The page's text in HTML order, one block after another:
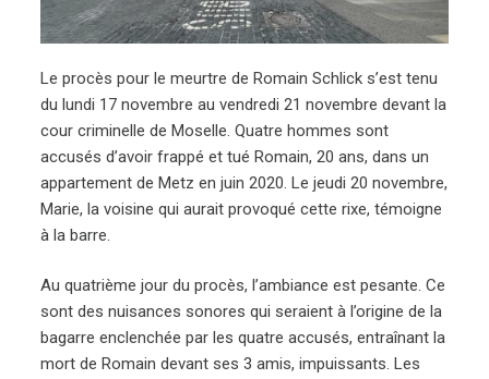
Le procès pour le meurtre de Romain Schlick s’est tenu
du lundi 17 novembre au vendredi 21 novembre devant la
cour criminelle de Moselle. Quatre hommes sont
accusés d’avoir frappé et tué Romain, 20 ans, dans un
appartement de Metz en juin 2020. Le jeudi 20 novembre,
Marie, la voisine qui aurait provoqué cette rixe, témoigne
à la barre.
Au quatrième jour du procès, l’ambiance est pesante. Ce
sont des nuisances sonores qui seraient à l’origine de la
bagarre enclenchée par les quatre accusés, entraînant la
mort de Romain devant ses 3 amis, impuissants. Les